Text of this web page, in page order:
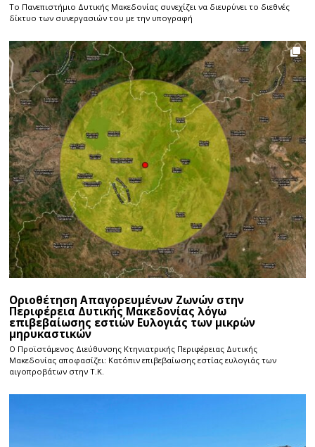
Το Πανεπιστήμιο Δυτικής Μακεδονίας συνεχίζει να διευρύνει το διεθνές
δίκτυο των συνεργασιών του με την υπογραφή
Οριοθέτηση Απαγορευμένων Ζωνών στην
Περιφέρεια Δυτικής Μακεδονίας λόγω
επιβεβαίωσης εστιών Ευλογιάς των μικρών
μηρυκαστικών
Ο Προϊστάμενος Διεύθυνσης Κτηνιατρικής Περιφέρειας Δυτικής
Μακεδονίας αποφασίζει: Κατόπιν επιβεβαίωσης εστίας ευλογιάς των
αιγοπροβάτων στην Τ.Κ.